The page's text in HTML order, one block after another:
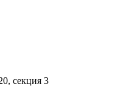
секция 3